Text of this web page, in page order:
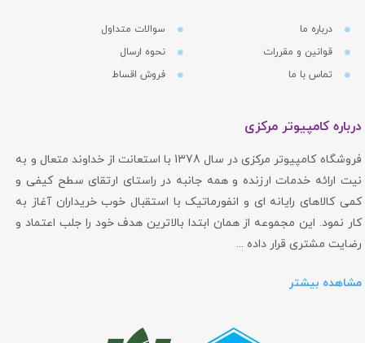
درباره ما
قوانین و مقررات
تماس با ما
سوالات متداول
نحوه ارسال
فروش اقساط
درباره کامپیوتر مرکزی
فروشگاه کامپیوتر مرکزی در سال 1378 با استعانت از خداوند متعال و به
نیت ارائه خدمات ارزنده و همه جانبه در راستای ارتقای سطح کیفی و
کمی کالاهای رایانه ای و انفورماتیک با استقبال خوب خریداران آغاز به
کار نمود. این مجموعه از همان ابتدا بالاترین هدف خود را جلب اعتماد و
رضایت مشتری قرار داده ...
مشاهده بیشتر